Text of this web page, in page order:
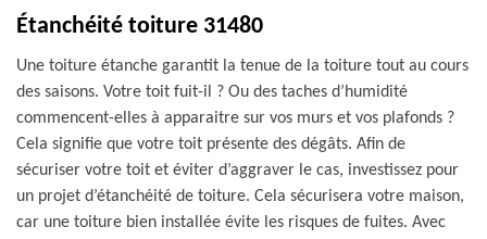
Étanchéité toiture 31480
Une toiture étanche garantit la tenue de la toiture tout au cours
des saisons. Votre toit fuit-il ? Ou des taches d’humidité
commencent-elles à apparaitre sur vos murs et vos plafonds ?
Cela signifie que votre toit présente des dégâts. Afin de
sécuriser votre toit et éviter d’aggraver le cas, investissez pour
un projet d’étanchéité de toiture. Cela sécurisera votre maison,
car une toiture bien installée évite les risques de fuites. Avec